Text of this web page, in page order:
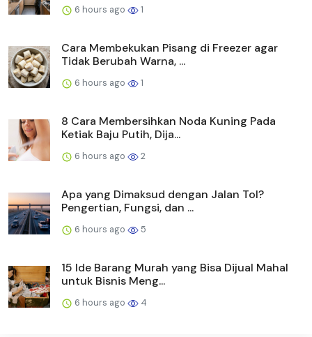
6 hours ago 1
Cara Membekukan Pisang di Freezer agar
Tidak Berubah Warna, ...
6 hours ago 1
8 Cara Membersihkan Noda Kuning Pada
Ketiak Baju Putih, Dija...
6 hours ago 2
Apa yang Dimaksud dengan Jalan Tol?
Pengertian, Fungsi, dan ...
6 hours ago 5
15 Ide Barang Murah yang Bisa Dijual Mahal
untuk Bisnis Meng...
6 hours ago 4